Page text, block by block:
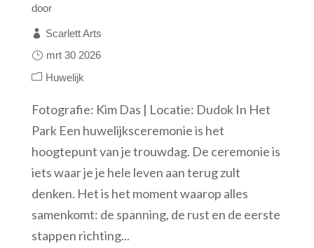
door
Scarlett Arts
mrt 30 2026
Huwelijk
Fotografie: Kim Das | Locatie: Dudok In Het
Park Een huwelijksceremonie is het
hoogtepunt van je trouwdag. De ceremonie is
iets waar je je hele leven aan terug zult
denken. Het is het moment waarop alles
samenkomt: de spanning, de rust en de eerste
stappen richting...